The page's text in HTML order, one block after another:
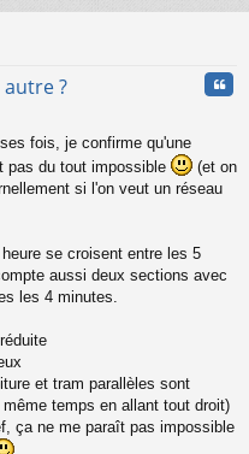
autre ?
fois, je confirme qu'une
pas du tout impossible
(et on
si l'on veut un réseau
se croisent entre les 5
aussi deux sections avec
les 4 minutes.
et tram parallèles sont
temps en allant tout droit)
ça ne me paraît pas impossible